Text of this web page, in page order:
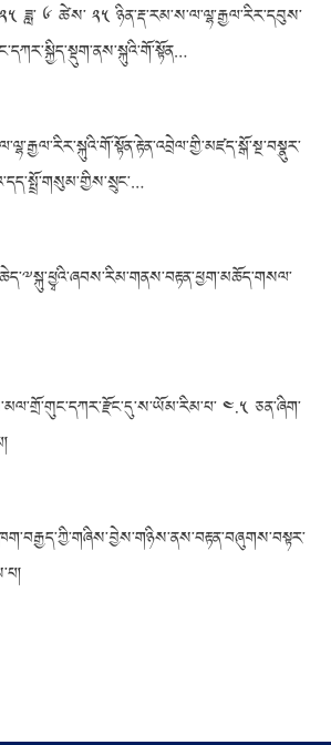
ཟླ་ ༦ ཚེས་ ༢༥ ཉིན་རྡ་རམ་ས་ལ་ལྷ་རྒྱལ་རིར་དབུས་
༤.༥ ཅན་ཞིག་